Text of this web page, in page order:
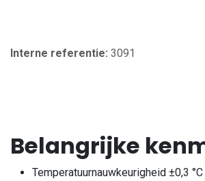
Interne referentie: 3091
Belangrijke
Temperatuurnauwkeurigheid ±0,3